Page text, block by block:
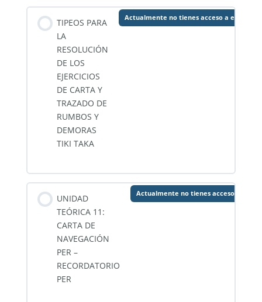
TIPEOS PARA
LA
RESOLUCIÓN
DE LOS
EJERCICIOS
DE CARTA Y
TRAZADO DE
RUMBOS Y
DEMORAS
TIKI TAKA
Actualmente no tienes acceso a este
UNIDAD
TEÓRICA 11:
CARTA DE
NAVEGACIÓN
PER –
RECORDATORIO
PER
Actualmente no tienes acceso a este